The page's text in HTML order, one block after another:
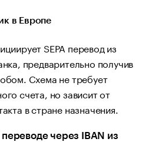
в Европе
SEPA перевод из
предварительно получив
Схема не требует
счета, но зависит от
в стране назначения.
через IBAN из